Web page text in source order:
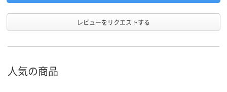
レビューをリクエストする
人気の商品